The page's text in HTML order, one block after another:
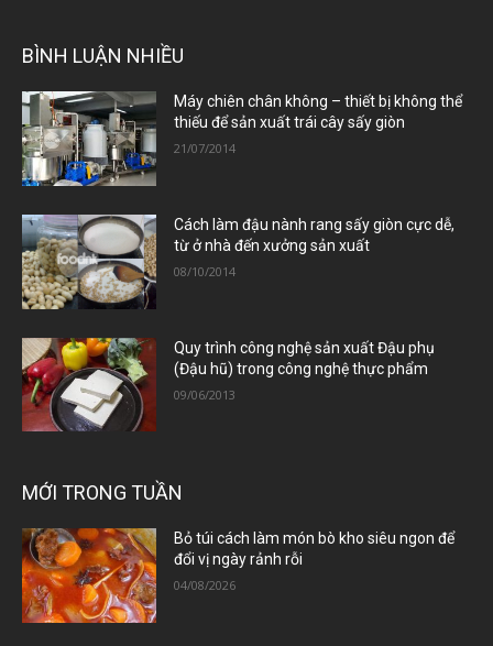
BÌNH LUẬN NHIỀU
Máy chiên chân không – thiết bị không thể
thiếu để sản xuất trái cây sấy giòn
21/07/2014
Cách làm đậu nành rang sấy giòn cực dễ,
từ ở nhà đến xưởng sản xuất
08/10/2014
Quy trình công nghệ sản xuất Đậu phụ
(Đậu hũ) trong công nghệ thực phẩm
09/06/2013
MỚI TRONG TUẦN
Bỏ túi cách làm món bò kho siêu ngon để
đổi vị ngày rảnh rỗi
04/08/2026